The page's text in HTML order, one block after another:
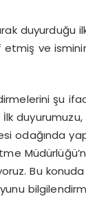
duyurduğu
ve
şu
duyurumuzu,
odağında
Bu